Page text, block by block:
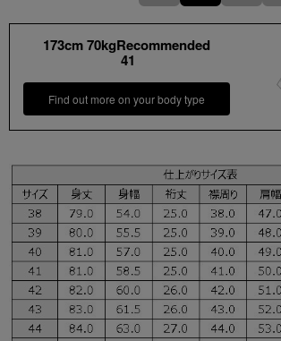
173cm 70kgRecommended
41
Find out more on your body type